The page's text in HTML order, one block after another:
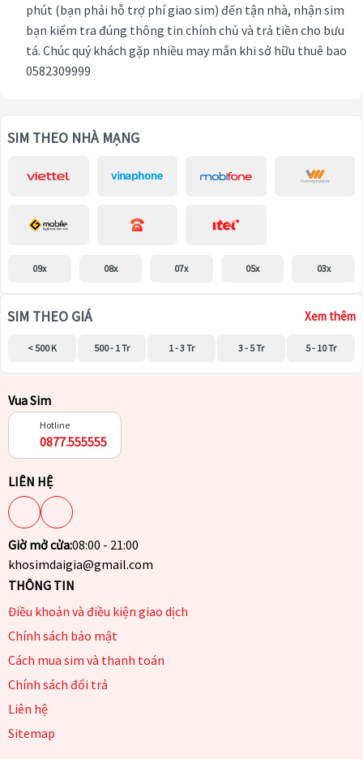
phút (bạn phải hỗ trợ phí giao sim) đến tận nhà, nhận sim
bạn kiểm tra đúng thông tin chính chủ và trả tiền cho bưu
tá. Chúc quý khách gặp nhiều may mắn khi sở hữu thuê bao
0582309999
SIM THEO NHÀ MẠNG
09x 08x 07x 05x 03x
SIM THEO GIÁ Xem thêm
< 500 K 500 - 1 Tr 1 - 3 Tr 3 - 5 Tr 5 - 10 Tr
Vua Sim
Hotline
0877.555555
LIÊN HỆ
Giờ mở cửa:08:00 - 21:00
khosimdaigia@gmail.com
THÔNG TIN
Điều khoản và điều kiện giao dịch
Chính sách bảo mật
Cách mua sim và thanh toán
Chính sách đổi trả
Liên hệ
Sitemap